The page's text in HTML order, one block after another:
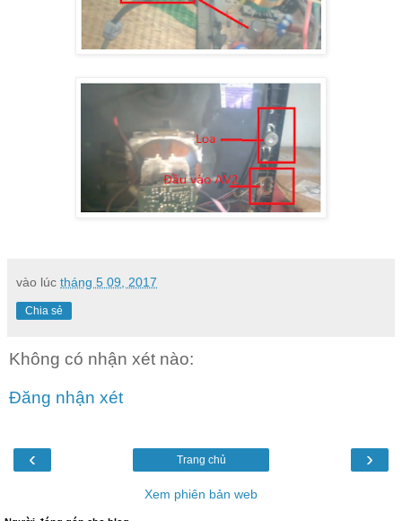
vào lúc tháng 5 09, 2017
Chia sẻ
Không có nhận xét nào:
Đăng nhận xét
‹ ›
Trang chủ
Xem phiên bản web